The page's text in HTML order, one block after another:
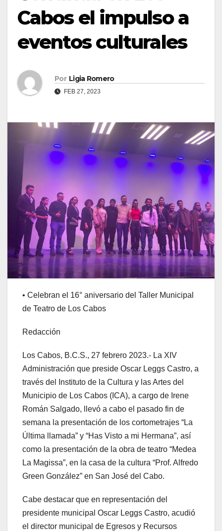
Cabos el impulso a
eventos culturales
Por Ligia Romero
FEB 27, 2023
• Celebran el 16° aniversario del Taller Municipal
de Teatro de Los Cabos
Redacción
Los Cabos, B.C.S., 27 febrero 2023.- La XIV
Administración que preside Oscar Leggs Castro, a
través del Instituto de la Cultura y las Artes del
Municipio de Los Cabos (ICA), a cargo de Irene
Román Salgado, llevó a cabo el pasado fin de
semana la presentación de los cortometrajes “La
Última llamada” y “Has Visto a mi Hermana”, así
como la presentación de la obra de teatro “Medea
La Magissa”, en la casa de la cultura “Prof. Alfredo
Green González” en San José del Cabo.
Cabe destacar que en representación del
presidente municipal Oscar Leggs Castro, acudió
el director municipal de Egresos y Recursos